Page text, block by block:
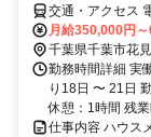
交通・アクセス
張」駅より徒歩
月給350,000円
千葉県千葉市花
勤務時間詳細 実
り18日 〜 21日
休憩：1時間 残
仕事内容 ハウス